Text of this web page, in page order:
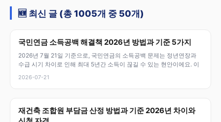
🆕 최신 글 (총 1005개 중 50개)
국민연금 소득공백 해결책 2026년 방법과 기준 5가지
2026년 7월 21일 기준으로, 국민연금의 소득공백 문제는 정년연장과
수급 시기 차이로 인해 최대 5년간 소득이 끊길 수 있는 현안이에요. 이
2026-07-21
재건축 조합원 부담금 산정 방법과 기준 2026년 차이와